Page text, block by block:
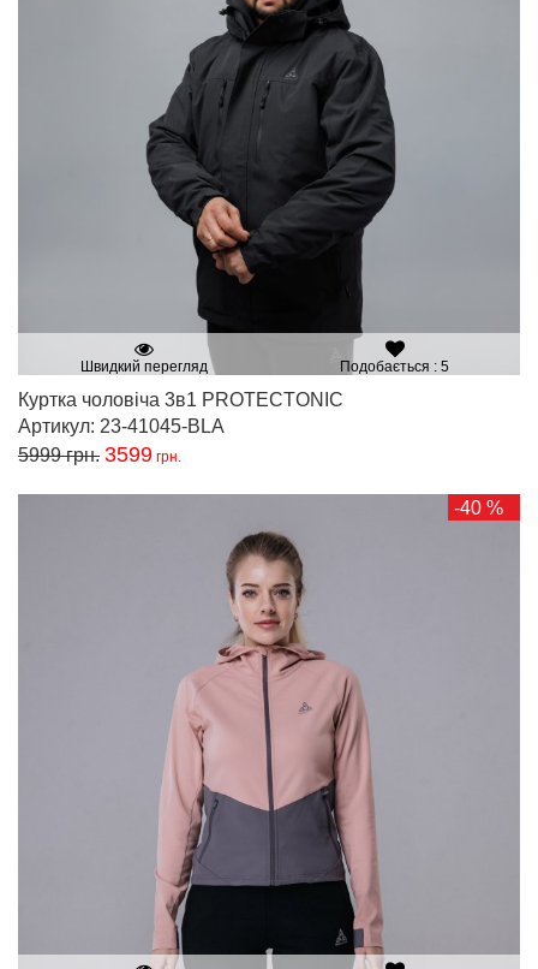
Швидкий перегляд Подобається : 5
Куртка чоловіча 3в1 PROTECTONIC
Артикул: 23-41045-BLA
5999грн. 3599 грн.
-40 %